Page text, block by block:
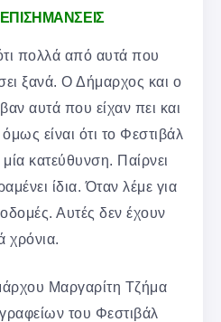
πολλά από αυτά που
ξανά. Ο Δήμαρχος και ο
αυτά που είχαν πει και
είναι ότι το Φεστιβάλ
κατεύθυνση. Παίρνει
ίδια. Όταν λέμε για
Αυτές δεν έχουν
χρόνια.
Μαργαρίτη Τζήμα
του Φεστιβάλ